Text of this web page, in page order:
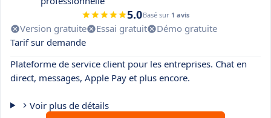
5.0Basé sur 1 avis
Version gratuite Essai gratuit
Démo gratuite
Tarif sur demande
Plateforme de service client pour les entreprises. Chat en
direct, messages, Apple Pay et plus encore.
Voir plus de détails